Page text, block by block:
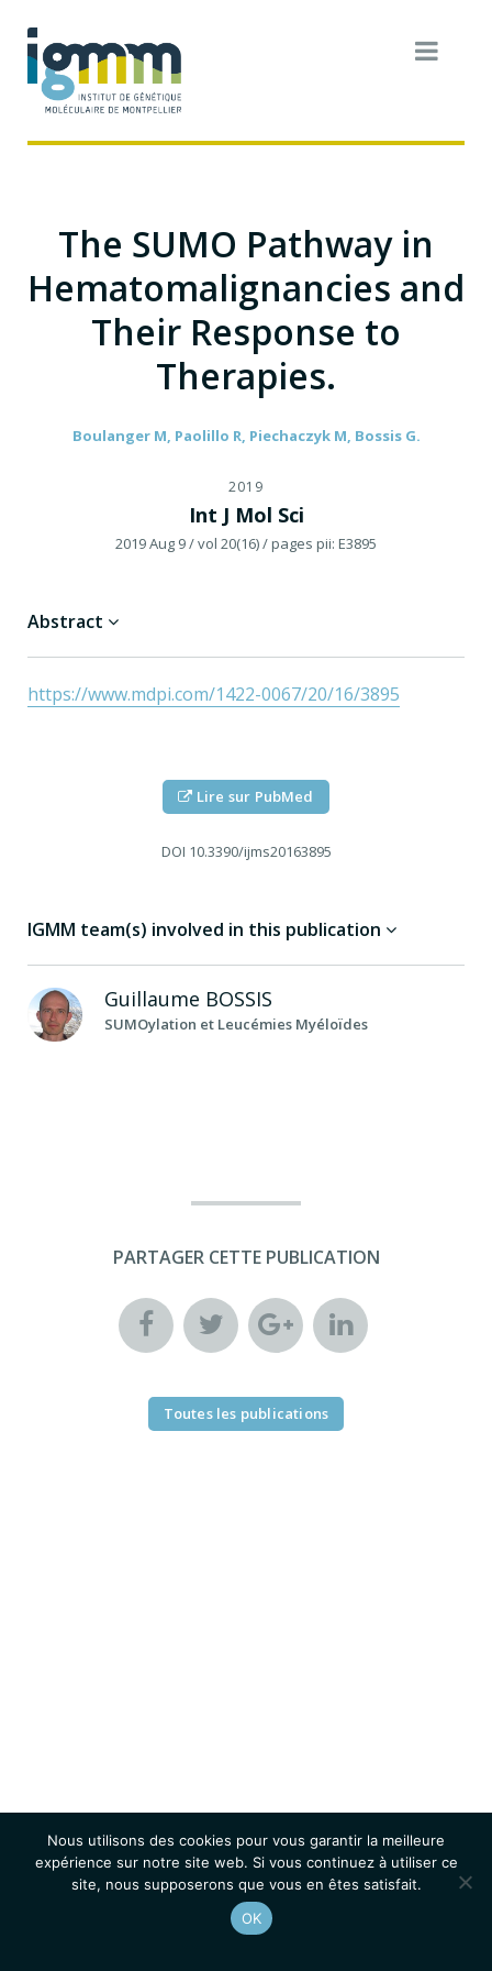
The SUMO Pathway in
Hematomalignancies and
Their Response to
Therapies.
Boulanger M, Paolillo R, Piechaczyk M, Bossis G.
2019
Int J Mol Sci
2019 Aug 9/ vol 20(16)/ pages pii: E3895
Abstract
https://www.mdpi.com/1422-0067/20/16/3895
Lire sur PubMed
DOI 10.3390/ijms20163895
IGMM team(s) involved in this publication
Guillaume BOSSIS
SUMOylation et Leucémies Myéloïdes
PARTAGER CETTE PUBLICATION
Toutes les publications
Nous utilisons des cookies pour vous garantir la meilleure
expérience sur notre site web. Si vous continuez à utiliser ce
site, nous supposerons que vous en êtes satisfait.
OK